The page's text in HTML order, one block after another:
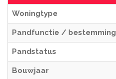
Woningtype
Pandfunctie / bestemming
Pandstatus
Bouwjaar